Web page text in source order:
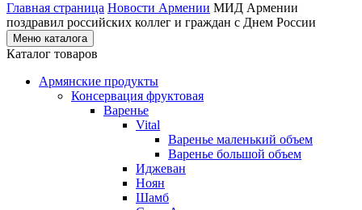
Главная страница Новости Армении МИД Армении
поздравил российских коллег и граждан с Днем России
Меню каталога
Каталог товаров
Армянские продукты
Консервация фруктовая
Варенье
Vital
Варенье маленький объем
Варенье большой объем
Иджеван
Ноян
Шамб